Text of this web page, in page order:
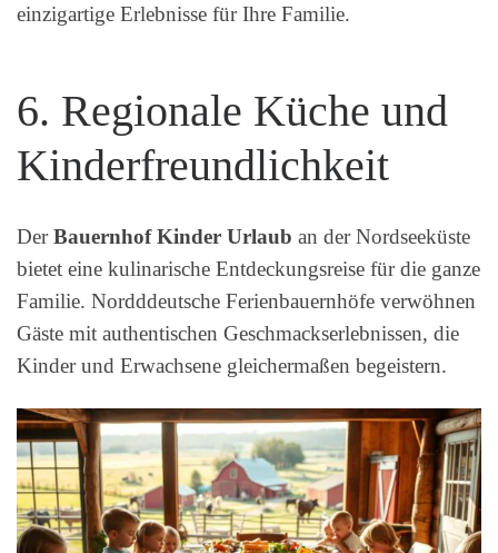
einzigartige Erlebnisse für Ihre Familie.
6. Regionale Küche und
Kinderfreundlichkeit
DerBauernhof Kinder Urlaub an der Nordseeküste
bietet eine kulinarische Entdeckungsreise für die ganze
Familie. Nordddeutsche Ferienbauernhöfe verwöhnen
Gäste mit authentischen Geschmackserlebnissen, die
Kinder und Erwachsene gleichermaßen begeistern.